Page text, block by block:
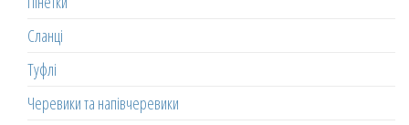
Сланці
Туфлі
Черевики та напівчеревики